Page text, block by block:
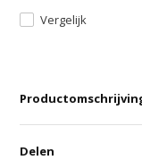
Vergelijk
Delen